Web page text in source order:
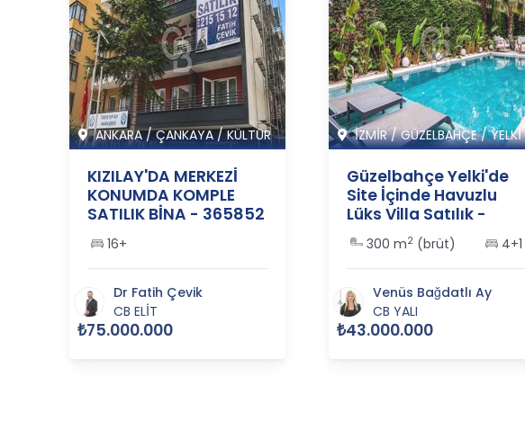
ANKARA/ÇANKAYA/KÜLTÜR
KIZILAY'DA MERKEZİ
KONUMDA KOMPLE
SATILIK BİNA - 365852
16+
Dr Fatih Çevik
CB ELİT
₺75.000.000
İZMİR/GÜZELBAHÇE/YELKİ
Güzelbahçe Yelki'de
Site İçinde Havuzlu
Lüks Villa Satılık -
365562
300 m2(brüt) 4+1
Venüs Bağdatlı Ay
CB YALI
₺43.000.000